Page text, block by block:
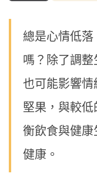
總是心情低
嗎？除了調
也可能影響
堅果，與較
衡飲食與健
健康。